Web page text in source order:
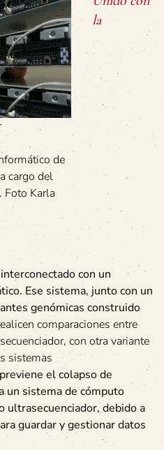
de
cargo del
Foto Karla
la
con un
Ese sistema, junto con un
genómicas construido
comparaciones entre
con otra variante
sistemas
previene el colapso de
un sistema de cómputo
ultrasecuenciador, debido a
guardar y gestionar datos